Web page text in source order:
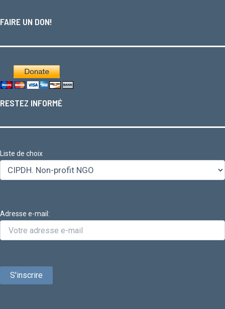
FAIRE UN DON!
RESTEZ INFORMÉ
Liste de choix
Adresse e-mail: